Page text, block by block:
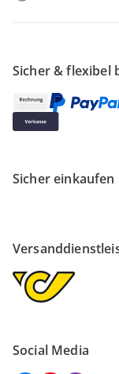
Sicher & flexibel
Sicher einkaufen
Social Media